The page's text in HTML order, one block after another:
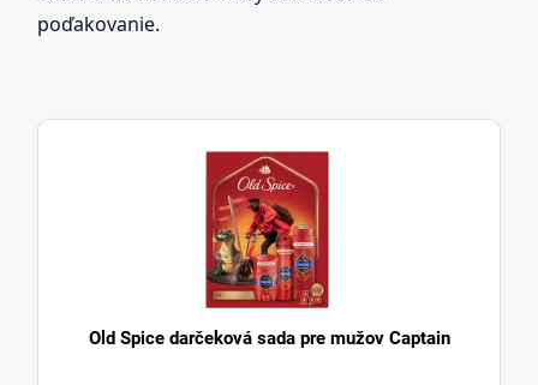
poďakovanie.
Old Spice darčeková sada pre mužov Captain